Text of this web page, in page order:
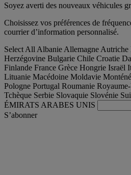
Soyez averti des nouveaux véhicules
Choisissez vos préférences de
courrier d’information personnalisé.
Select All Albanie Allemagne Autriche
Herzégovine Bulgarie Chile Croatie
Finlande France Grèce Hongrie Israël
Lituanie Macédoine Moldavie
Pologne Portugal Roumanie
Tchèque Serbie Slovaquie Slovénie
ÉMIRATS ARABES UNIS
S’abonner